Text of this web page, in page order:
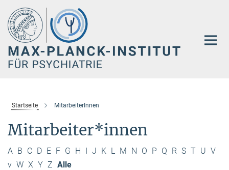
Hauptinhalt
Startseite MitarbeiterInnen
Mitarbeiter*innen
A B C D E F G H I J K L M N O P Q R S T U V
v W X Y Z Alle